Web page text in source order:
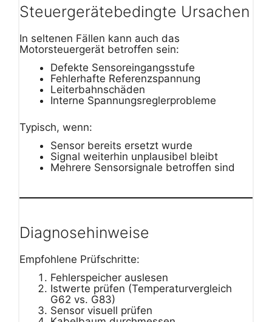
Steuergerätebedingte Ursachen
In seltenen Fällen kann auch das
Motorsteuergerät betroffen sein:
Defekte Sensoreingangsstufe
Fehlerhafte Referenzspannung
Leiterbahnschäden
Interne Spannungsreglerprobleme
Typisch, wenn:
Sensor bereits ersetzt wurde
Signal weiterhin unplausibel bleibt
Mehrere Sensorsignale betroffen sind
Diagnosehinweise
Empfohlene Prüfschritte:
Fehlerspeicher auslesen
Istwerte prüfen (Temperaturvergleich
G62 vs. G83)
Sensor visuell prüfen